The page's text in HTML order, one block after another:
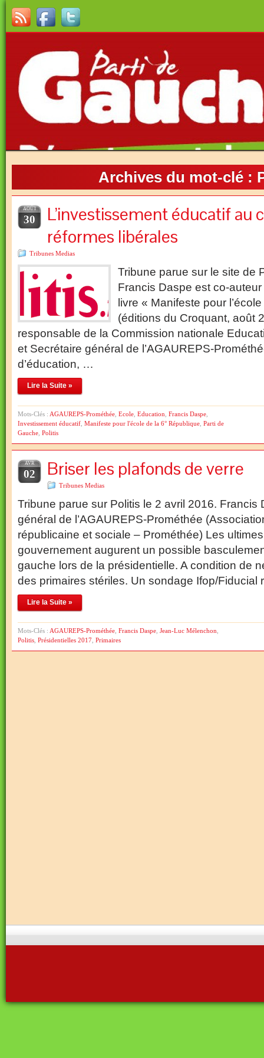
Archives du mot-clé :
AOÛT
30
L’investissement éducatif
réformes libérales
Tribunes Medias
Tribune parue sur le site de
Francis Daspe est co-
livre « Manifeste pour
(éditions du Croquant, août
responsable de la Commission nationale
et Secrétaire général de l’AGAUREPS-
d’éducation, …
Lire la Suite »
Mots-Clés : AGAUREPS-Prométhée Ecole Education Francis Daspe
Investissement éducatif Manifeste pour l'école de la 6° République Parti de
Gauche Politis
AVR
02 Briser les plafonds de verre
Tribunes Medias
Tribune parue sur Politis le 2 avril 2016. Francis
général de l’AGAUREPS-Prométhée
républicaine et sociale – Prométhée) Les
gouvernement augurent un possible
gauche lors de la présidentielle. A condition de
des primaires stériles. Un sondage Ifop/
Lire la Suite »
Mots-Clés : AGAUREPS-Prométhée Francis Daspe Jean-Luc Mélenchon
Politis Présidentielles 2017 Primaires